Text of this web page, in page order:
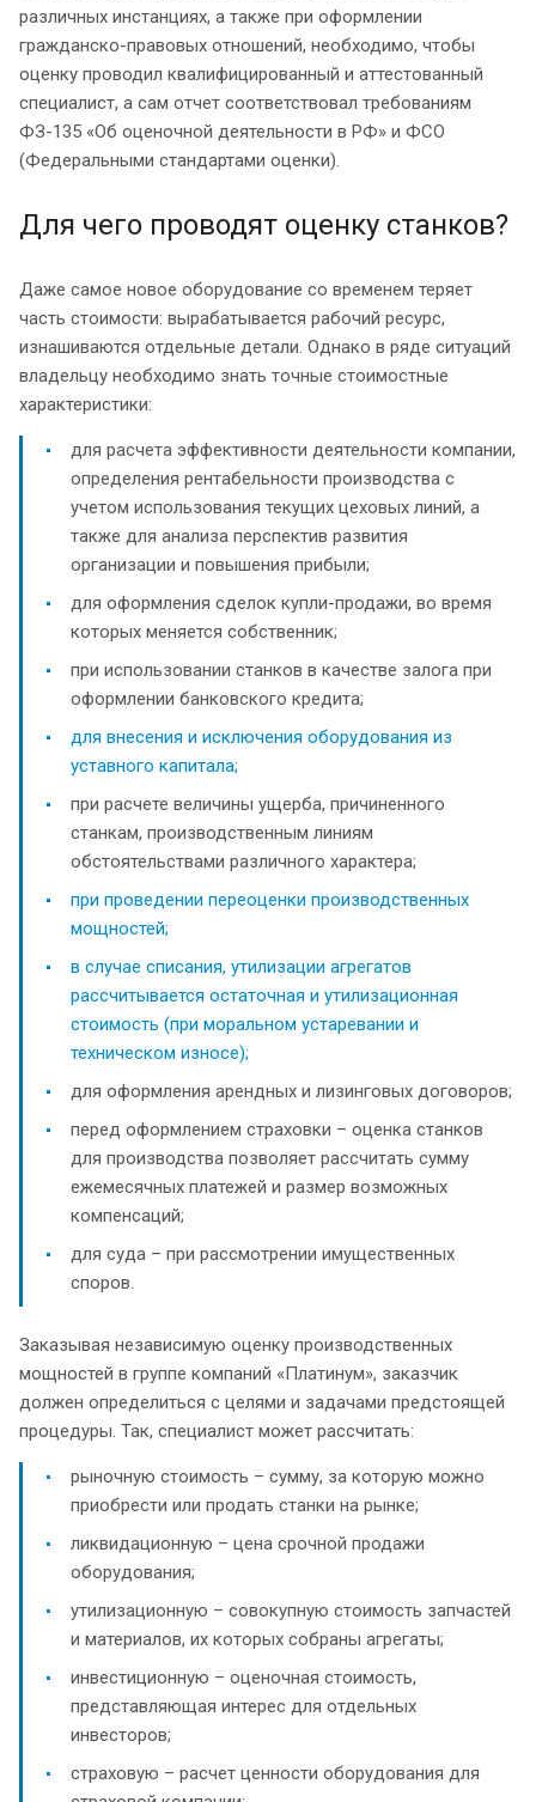
различных инстанциях, а также при оформлении
гражданско-правовых отношений, необходимо, чтобы
оценку проводил квалифицированный и аттестованный
специалист, а сам отчет соответствовал требованиям
ФЗ-135 «Об оценочной деятельности в РФ» и ФСО
(Федеральными стандартами оценки).
Для чего проводят оценку станков?
Даже самое новое оборудование со временем теряет
часть стоимости: вырабатывается рабочий ресурс,
изнашиваются отдельные детали. Однако в ряде ситуаций
владельцу необходимо знать точные стоимостные
характеристики:
для расчета эффективности деятельности компании,
определения рентабельности производства с
учетом использования текущих цеховых линий, а
также для анализа перспектив развития
организации и повышения прибыли;
для оформления сделок купли-продажи, во время
которых меняется собственник;
при использовании станков в качестве залога при
оформлении банковского кредита;
для внесения и исключения оборудования из
уставного капитала;
при расчете величины ущерба, причиненного
станкам, производственным линиям
обстоятельствами различного характера;
при проведении переоценки производственных
мощностей;
в случае списания, утилизации агрегатов
рассчитывается остаточная и утилизационная
стоимость (при моральном устаревании и
техническом износе);
для оформления арендных и лизинговых договоров;
перед оформлением страховки – оценка станков
для производства позволяет рассчитать сумму
ежемесячных платежей и размер возможных
компенсаций;
для суда – при рассмотрении имущественных
споров.
Заказывая независимую оценку производственных
мощностей в группе компаний «Платинум», заказчик
должен определиться с целями и задачами предстоящей
процедуры. Так, специалист может рассчитать:
рыночную стоимость – сумму, за которую можно
приобрести или продать станки на рынке;
ликвидационную – цена срочной продажи
оборудования;
утилизационную – совокупную стоимость запчастей
и материалов, их которых собраны агрегаты;
инвестиционную – оценочная стоимость,
представляющая интерес для отдельных
инвесторов;
страховую – расчет ценности оборудования для